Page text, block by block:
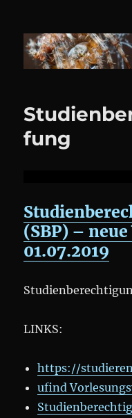
fung
(SBP) –
01.07.2019
LINKS:
https://
ufind